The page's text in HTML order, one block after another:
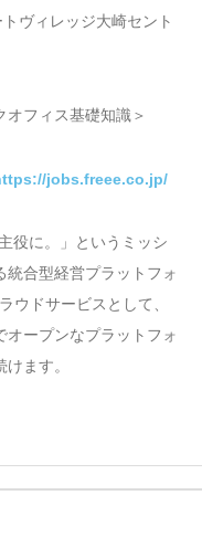
ヴィレッジ大崎セント
オフィス基礎知識＞
jobs.freee.co.jp/
役に。」というミッシ
統合型経営プラットフォ
ウドサービスとして、
オープンなプラットフォ
ます。